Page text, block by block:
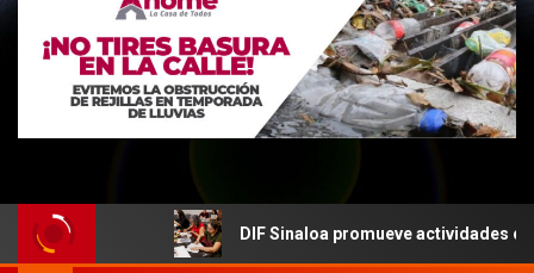
DIF Sinaloa promueve actividades culturales